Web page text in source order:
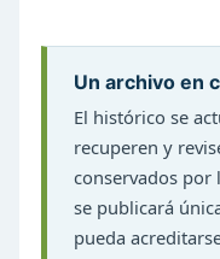
Un archivo en
El histórico se
recuperen y
conservados por
se publicará
pueda